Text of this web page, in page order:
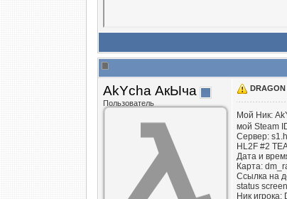
AkYcha АкЫча
Пользователь
Мой Ник:
мой Steam
Сервер:
HL2F #2
Дата и
Карта:
Ссылка на
status
Ник игрока: